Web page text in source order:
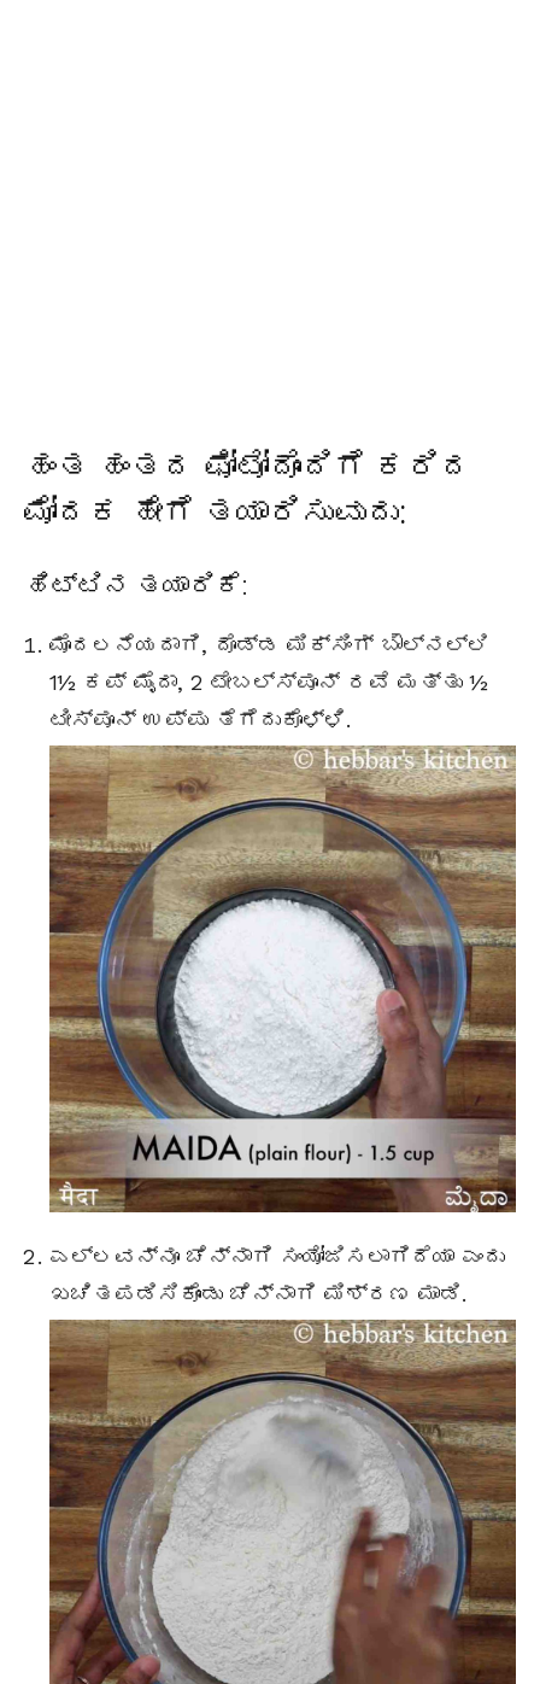
ಹಂತ ಹಂತದ ಫೋಟೋದೊಂದಿಗೆ ಕರಿದ
ಮೋದಕ ಹೇಗೆ ತಯಾರಿಸುವುದು:
ಹಿಟ್ಟಿನ ತಯಾರಿಕೆ:
ಮೊದಲನೆಯದಾಗಿ, ದೊಡ್ಡ ಮಿಕ್ಸಿಂಗ್ ಬೌಲ್‌ನಲ್ಲಿ
1½ ಕಪ್ ಮೈದಾ, 2 ಟೇಬಲ್ಸ್ಪೂನ್ ರವೆ ಮತ್ತು ½
ಟೀಸ್ಪೂನ್ ಉಪ್ಪು ತೆಗೆದುಕೊಳ್ಳಿ.
ಎಲ್ಲವನ್ನೂ ಚೆನ್ನಾಗಿ ಸಂಯೋಜಿಸಲಾಗಿದೆಯಾ ಎಂದು
ಖಚಿತಪಡಿಸಿಕೊಂಡು ಚೆನ್ನಾಗಿ ಮಿಶ್ರಣ ಮಾಡಿ.